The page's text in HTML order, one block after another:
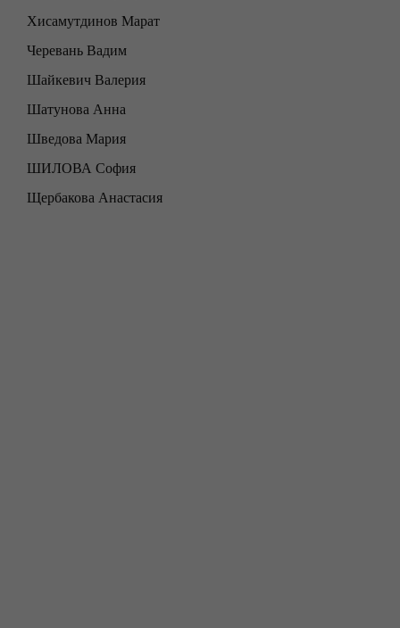
Хисамутдинов Марат
Черевань Вадим
Шайкевич Валерия
Шатунова Анна
Шведова Мария
ШИЛОВА София
Щербакова Анастасия